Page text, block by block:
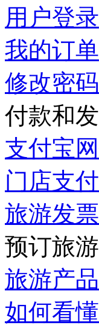
用户登录
我的订单
修改密码
付款和
支付宝
门店支
旅游发
预订旅
旅游产
如何看